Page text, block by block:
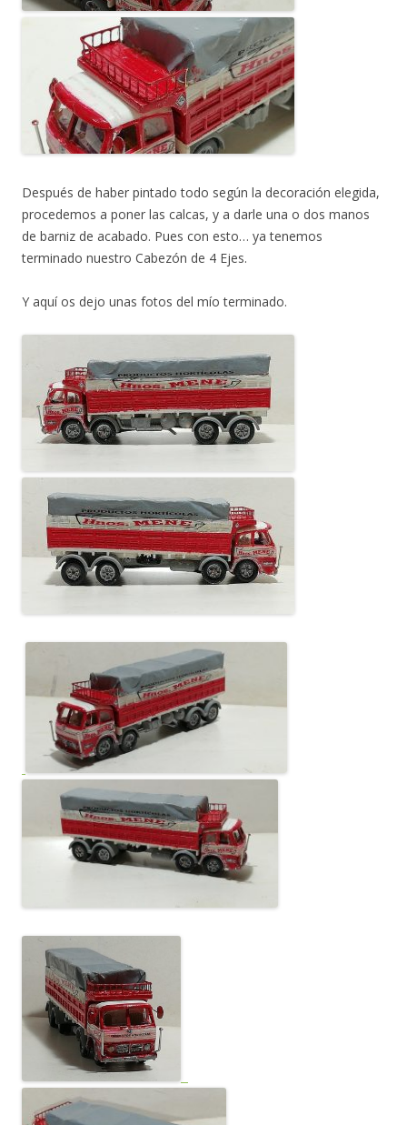
Después de haber pintado todo según la decoración elegida,
procedemos a poner las calcas, y a darle una o dos manos
de barniz de acabado. Pues con esto… ya tenemos
terminado nuestro Cabezón de 4 Ejes.
Y aquí os dejo unas fotos del mío terminado.